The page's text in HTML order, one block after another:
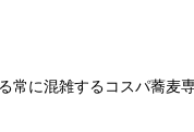
に混雑するコスパ蕎麦